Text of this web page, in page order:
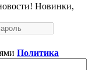
Новинки,
Политика